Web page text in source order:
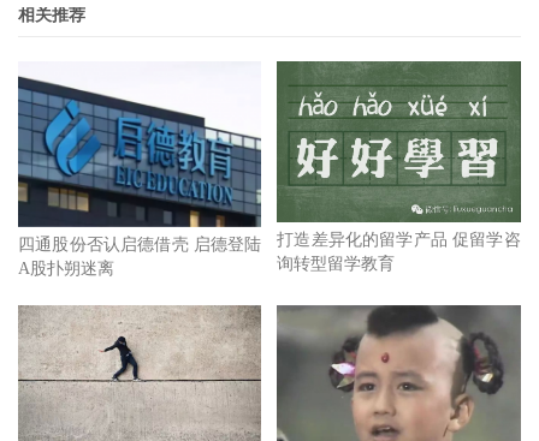
相关推荐
四通股份否认启德借壳 启德登陆
A股扑朔迷离
打造差异化的留学产品 促留学咨
询转型留学教育